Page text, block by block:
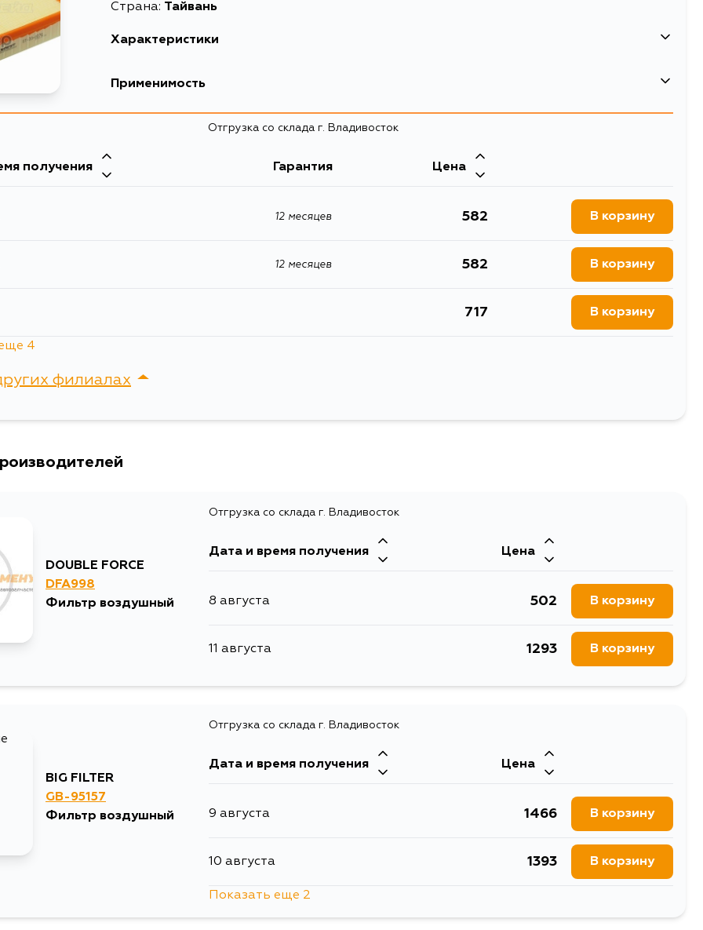
Страна: Тайвань
Характеристики
Описание
воздушные фильтры
Применимость
Отгрузка со склада г. Владивосток
получения Гарантия Цена
12 месяцев 582 В корзину
12 месяцев 582 В корзину
717 В корзину
4
филиалах
DOUBLE FORCE
DFA998
Фильтр воздушный
Отгрузка со склада г. Владивосток
Дата и время получения Цена
8 августа 502 В корзину
11 августа 1293 В корзину
BIG FILTER
GB-95157
Фильтр воздушный
Отгрузка со склада г. Владивосток
Дата и время получения Цена
9 августа 1466 В корзину
10 августа 1393 В корзину
Показать еще 2